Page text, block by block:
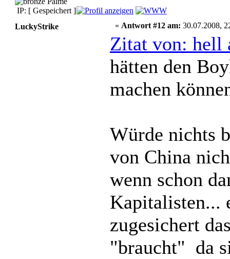
IP: [ Gespeichert ]
LuckyStrike
« Antwort #12 am: 30.07.2008,
Zitat von: hell
hätten den
machen
Würde nichts
von China
wenn schon
Kapitalisten...
zugesichert
"braucht" da